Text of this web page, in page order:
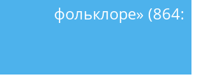
(864: